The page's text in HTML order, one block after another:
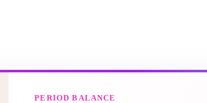
PERIOD BALANCE